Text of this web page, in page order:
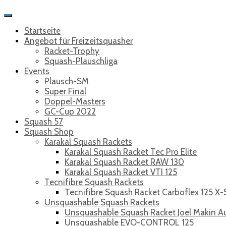
Toggle
NavigationStartseite
Angebot für Freizeitsquasher
Racket-Trophy
Squash-Plauschliga
Events
Plausch-SM
Super Final
Doppel-Masters
GC-Cup 2022
Squash 57
Squash Shop
Karakal Squash Rackets
Karakal Squash Racket Tec Pro Elite
Karakal Squash Racket RAW 130
Karakal Squash Racket VTI 125
Tecnifibre Squash Rackets
Tecnifibre Squash Racket Carboflex 125 X-
Unsquashable Squash Rackets
Unsquashable Squash Racket Joel Makin
Unsquashable EVO-CONTROL 125